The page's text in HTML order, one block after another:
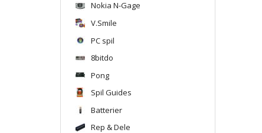
Nokia N-Gage
V.Smile
PC spil
8bitdo
Pong
Spil Guides
Batterier
Rep & Dele